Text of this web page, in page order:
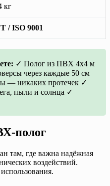
кг
/ ISO 9001
✓ Полог из ПВХ 4х4 м
через каждые 50 см
— никаких протечек ✓
пыли и солнца ✓
полог
там, где важна надёжная
воздействий.